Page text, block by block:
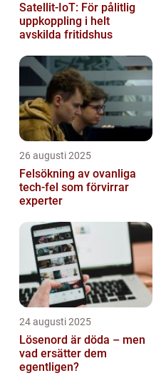
Satellit‑IoT: För pålitlig
uppkoppling i helt
avskilda fritidshus
26 augusti 2025
Felsökning av ovanliga
tech‑fel som förvirrar
experter
24 augusti 2025
Lösenord är döda – men
vad ersätter dem
egentligen?